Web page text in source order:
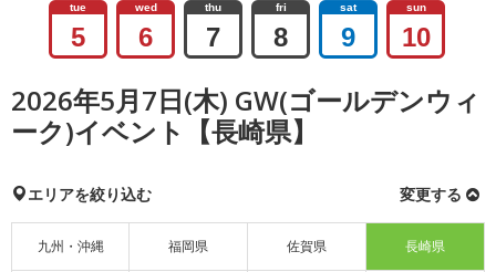
tue
5
wed
6
thu
7
fri
8
sat
9
sun
10
2026年5月7日(木) GW(ゴールデンウィ
ーク)イベント【長崎県】
エリアを絞り込む 変更する
九州・沖縄 福岡県 佐賀県 長崎県